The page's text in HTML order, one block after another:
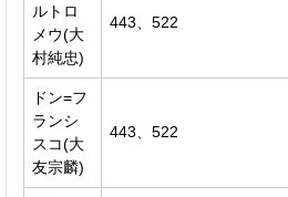
ルトロ
メウ(大
村純忠)
443、522
ドン=フ
ランシ
スコ(大
友宗麟)
443、522